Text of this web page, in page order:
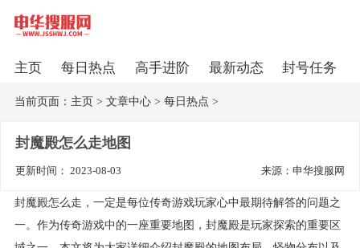
主页 每日热点 高手进阶 最新动态 封号任务
当前页面： 主页> 文章中心> 每日热点 >
封魔殿怎么走地图
更新时间： 2023-08-03 来源：申华搜服网
封魔殿怎么走，一定是每位传奇游戏玩家心中最期待解答的问题之
一。作为传奇游戏中的一座重要地图，封魔殿是玩家探索的重要区